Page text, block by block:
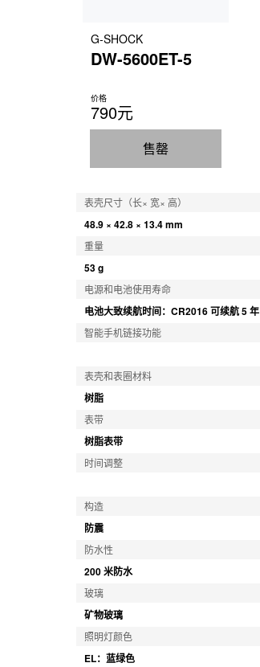
G-SHOCK
DW-5600ET-5
价格
790元
售罄
表壳尺寸（长× 宽× 高）
48.9 × 42.8 × 13.4 mm
重量
53 g
电源和电池使用寿命
电池大致续航时间：CR2016 可续航 5 年
智能手机链接功能
表壳和表圈材料
树脂
表带
树脂表带
时间调整
构造
防震
防水性
200 米防水
玻璃
矿物玻璃
照明灯颜色
EL：蓝绿色